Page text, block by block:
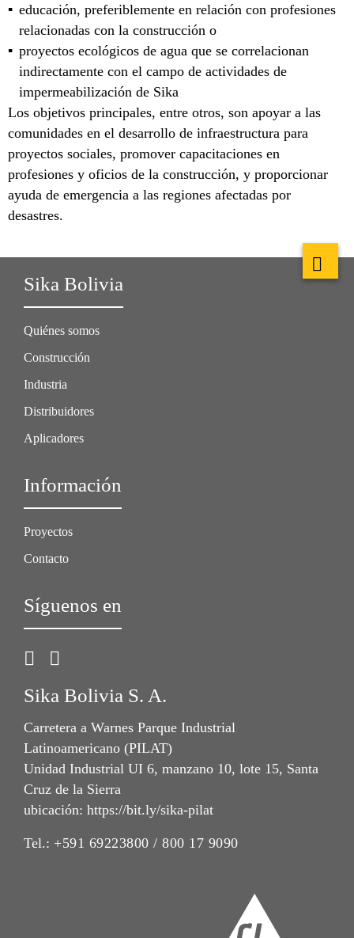
educación, preferiblemente en relación con profesiones
relacionadas con la construcción o
proyectos ecológicos de agua que se correlacionan
indirectamente con el campo de actividades de
impermeabilización de Sika
Los objetivos principales, entre otros, son apoyar a las
comunidades en el desarrollo de infraestructura para
proyectos sociales, promover capacitaciones en
profesiones y oficios de la construcción, y proporcionar
ayuda de emergencia a las regiones afectadas por
desastres.
Sika Bolivia
Quiénes somos
Construcción
Industria
Distribuidores
Aplicadores
Información
Proyectos
Contacto
Síguenos en
Sika Bolivia S. A.
Carretera a Warnes Parque Industrial
Latinoamericano (PILAT)
Unidad Industrial UI 6, manzano 10, lote 15, Santa
Cruz de la Sierra
ubicación: https://bit.ly/sika-pilat
Tel.: +591 69223800 / 800 17 9090